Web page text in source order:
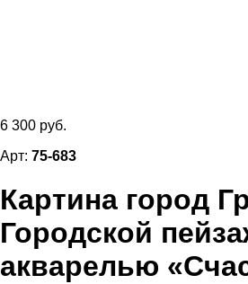
6 300 руб.
Арт: 75-683
Картина город
Городской
акварелью